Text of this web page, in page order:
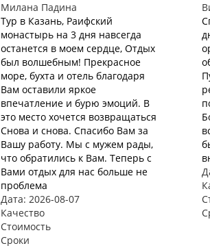
Милана Падина
Тур в Казань, Раифский
монастырь на 3 дня навсегда
останется в моем сердце, Отдых
был волшебным! Прекрасное
море, бухта и отель благодаря
Вам оставили яркое
впечатление и бурю эмоций. В
это место хочется возвращаться
Снова и снова. Спасибо Вам за
Вашу работу. Мы с мужем рады,
что обратились к Вам. Теперь с
Вами отдых для нас больше не
проблема
Дата: 2026-08-07
Качество
Стоимость
Сроки